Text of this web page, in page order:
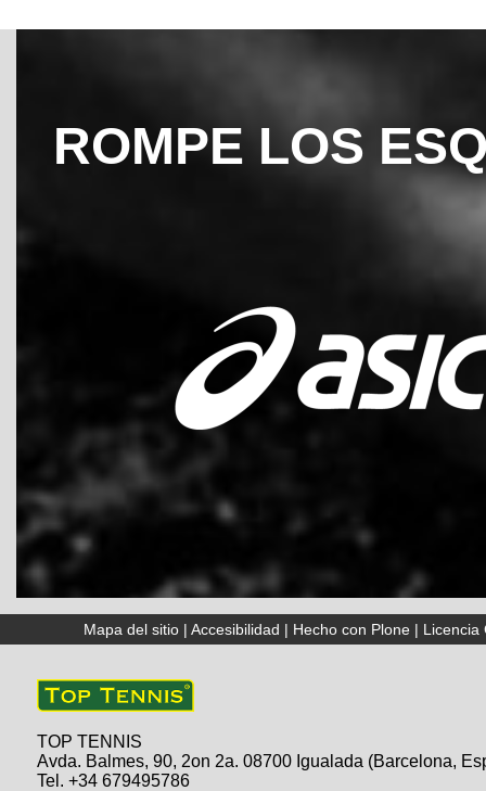
ROMPE LOS
Mapa del sitio |Accesibilidad | Hecho con Plone | Licencia
TOP TENNIS
Avda. Balmes, 90, 2on 2a. 08700 Igualada (Barcelona,
Tel. +34 679495786